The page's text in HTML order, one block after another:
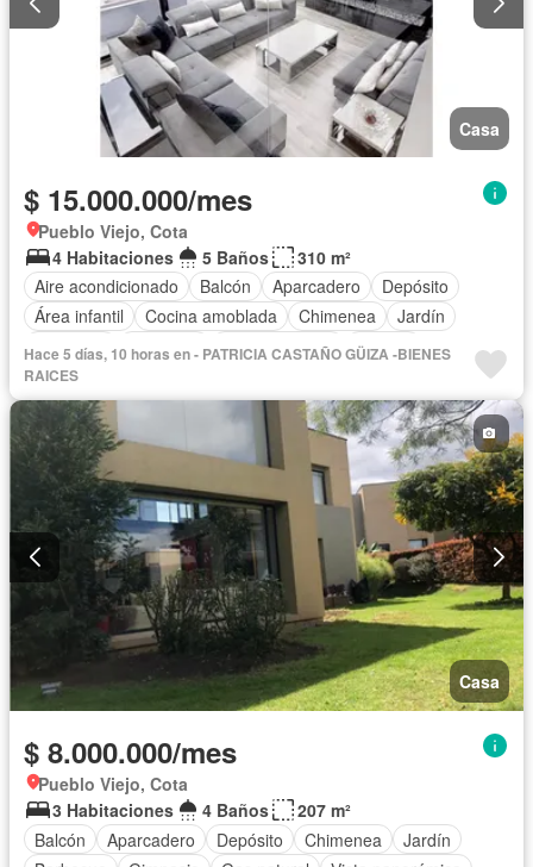
Casa
$ 15.000.000/mes
Pueblo Viejo, Cota
4 Habitaciones
5 Baños
310 m²
Aire acondicionado
Balcón Aparcadero
Depósito
Área infantil
Cocina amoblada Chimenea
Jardín
Barbecue
Gimnasio Cocina integral
Jacuzzi
Seguridad privada
Cancha de tenis
Hace 5 días, 10 horas en - PATRICIA CASTAÑO GÜIZA -BIENES
RAICES
Casa
$ 8.000.000/mes
Pueblo Viejo, Cota
3 Habitaciones
4 Baños
207 m²
Balcón
Aparcadero Depósito Chimenea
Jardín